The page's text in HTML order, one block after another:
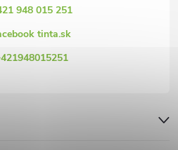
948 015 251
tinta.sk